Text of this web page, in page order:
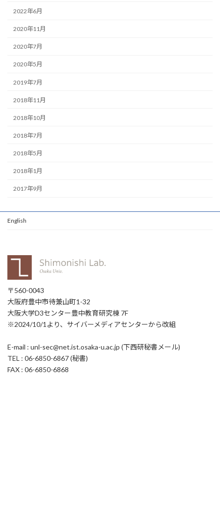
2022年6月
2020年11月
2020年7月
2020年5月
2019年7月
2018年11月
2018年10月
2018年7月
2018年5月
2018年1月
2017年9月
English
〒560-0043
大阪府豊中市待兼山町1-32
大阪大学D3センター豊中教育研究棟 7F
※2024/10/1より、サイバーメディアセンターから改組
E-mail : unl-sec@net.ist.osaka-u.ac.jp (下西研秘書メール)
TEL : 06-6850-6867 (秘書)
FAX : 06-6850-6868